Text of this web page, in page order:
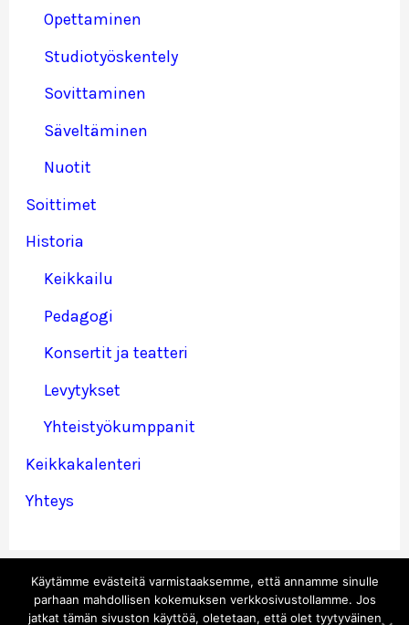
Opettaminen
Studiotyöskentely
Sovittaminen
Säveltäminen
Nuotit
Soittimet
Historia
Keikkailu
Pedagogi
Konsertit ja teatteri
Levytykset
Yhteistyökumppanit
Keikkakalenteri
Yhteys
Käytämme evästeitä varmistaaksemme, että annamme sinulle
parhaan mahdollisen kokemuksen verkkosivustollamme. Jos
jatkat tämän sivuston käyttöä, oletetaan, että olet tyytyväinen